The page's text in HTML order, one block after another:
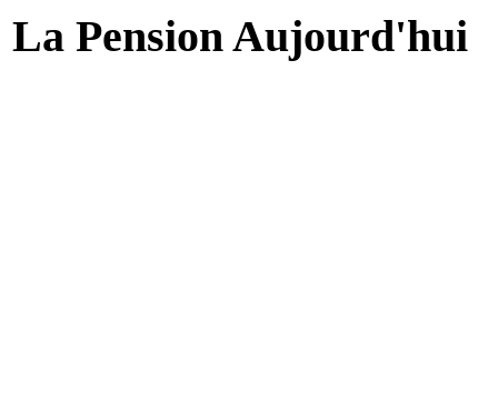
La Pension Aujourd'hui